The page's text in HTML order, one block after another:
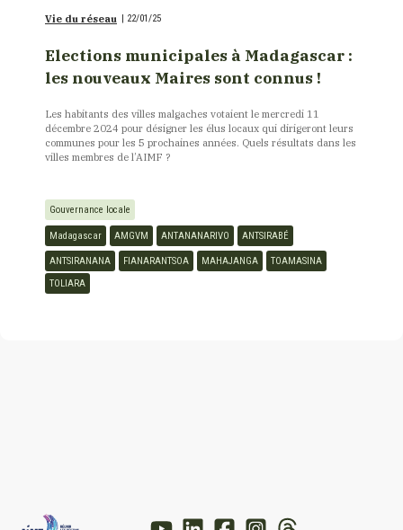
Vie du réseau 22/01/25
Elections municipales à Madagascar :
les nouveaux Maires sont connus !
Les habitants des villes malgaches votaient le mercredi 11
décembre 2024 pour désigner les élus locaux qui dirigeront leurs
communes pour les 5 prochaines années. Quels résultats dans les
villes membres de l’AIMF ?
Gouvernance locale
Madagascar AMGVM ANTANANARIVO ANTSIRABÉ
ANTSIRANANA FIANARANTSOA MAHAJANGA
TOAMASINA
TOLIARA